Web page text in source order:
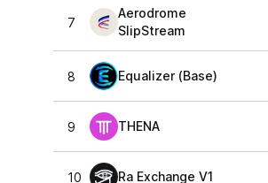
7
Aerodrome
SlipStream
8 Equalizer (Base)
9 THENA
10 Ra Exchange V1